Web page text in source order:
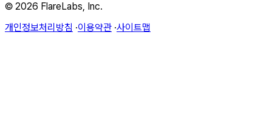
© 2026 FlareLabs, Inc.
개인정보처리방침 ·이용약관 ·사이트맵